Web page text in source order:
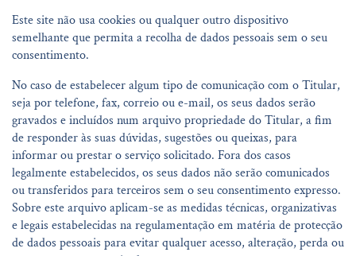
Este site não usa cookies ou qualquer outro dispositivo
semelhante que permita a recolha de dados pessoais sem o seu
consentimento.
No caso de estabelecer algum tipo de comunicação com o Titular,
seja por telefone, fax, correio ou e-mail, os seus dados serão
gravados e incluídos num arquivo propriedade do Titular, a fim
de responder às suas dúvidas, sugestões ou queixas, para
informar ou prestar o serviço solicitado. Fora dos casos
legalmente estabelecidos, os seus dados não serão comunicados
ou transferidos para terceiros sem o seu consentimento expresso.
Sobre este arquivo aplicam-se as medidas técnicas, organizativas
e legais estabelecidas na regulamentação em matéria de protecção
de dados pessoais para evitar qualquer acesso, alteração, perda ou